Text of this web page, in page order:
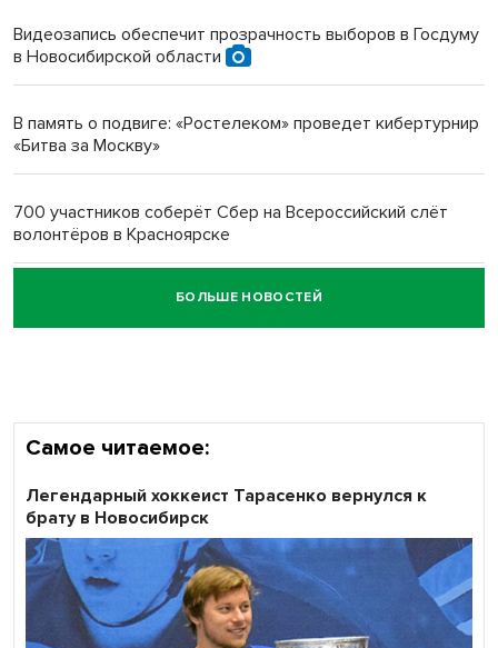
Новосибирский преподаватель с женой вошли в топ-16
Обновлённое отделение ВТБ открылось в Искитиме
Видеозапись обеспечит прозрачность выборов в Госдуму
в Новосибирской области
В память о подвиге: «Ростелеком» проведет кибертурнир
«Битва за Москву»
700 участников соберёт Сбер на Всероссийский слёт
волонтёров в Красноярске
Честный выбор: видеонаблюдение обеспечит
объективность результатов ЕДГ в Новосибирской
БОЛЬШЕ НОВОСТЕЙ
Самое читаемое:
Легендарный хоккеист Тарасенко вернулся к
брату в Новосибирск